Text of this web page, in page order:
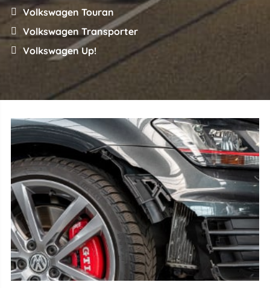
Volkswagen Touran
Volkswagen Transporter
Volkswagen Up!